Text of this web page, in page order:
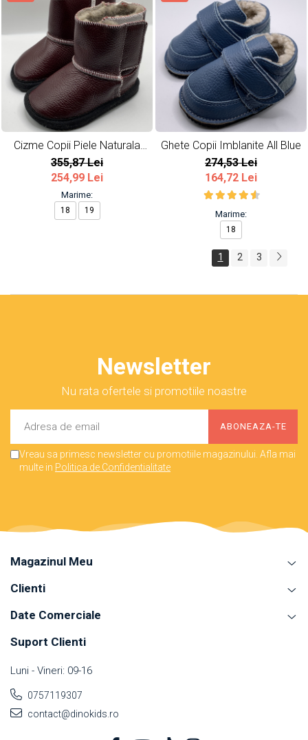
Cizme Copii Piele Naturala
Burgundy
355,87 Lei
254,99 Lei
Marime:
18 19
Ghete Copii Imblanite All Blue
274,53 Lei
164,72 Lei
Marime:
18
1 2 3
Newsletter
Nu rata ofertele si promotiile noastre
Vreau sa primesc newsletter cu promotiile magazinului. Afla mai
multe in Politica de Confidentialitate
Magazinul Meu
Clienti
Date Comerciale
Suport Clienti
Luni - Vineri: 09-16
0757119307
contact@dinokids.ro